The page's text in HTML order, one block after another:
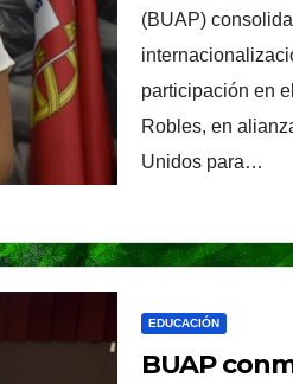
Químicas
(BUAP)
participación en
Robles, en
Unidos para…
EDUCACIÓN
BUAP